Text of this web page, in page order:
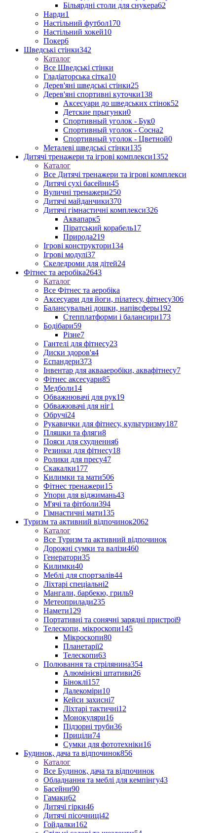
Більярдні столи для снукера62
Нарди1
Настільний футбол170
Настільний хокей10
Покер6
Шведські стінки342
Каталог
Все Шведські стінки
Гладіаторська сітка10
Дерев'яні шведські стінки25
Дерев'яні спортивні куточки138
Аксесуари до шведських стінок52
Детские прыгунки0
Спортивный уголок - Бук0
Спортивный уголок - Сосна2
Спортивный уголок - Цветной0
Металеві шведські стінки135
Дитячі тренажери та ігрові комплекси1352
Каталог
Все Дитячі тренажери та ігрові комплекси
Дитячі сухі басейни45
Вуличні тренажери250
Дитячі майданчики370
Дитячі гімнастичні комплекси326
Аквапарк5
Піратський корабель17
Природа219
Ігрові конструктори134
Ігрові модулі37
Скеледроми для дітей24
Фітнес та аеробіка2643
Каталог
Все Фітнес та аеробіка
Аксесуари для йоги, пілатесу, фітнесу306
Балансувальні дошки, напівсферы192
Степплатформи і балансири173
Бодібари59
Різне7
Гантелі для фітнесу23
Диски здоров'я4
Еспандери373
Інвентар для аквааеробіки, аквафітнесу7
Фітнес аксесуари85
Медболи14
Обважнювачі для рук19
Обважювачі для ніг1
Обручі24
Рукавички для фітнесу, культуризму187
Пляшки та фляги8
Пояси для схуднення6
Резинки для фітнесу18
Ролики для пресу47
Скакалки177
Килимки та мати506
Фітнес тренажери15
Упори для віджимань43
М'ячі та фітболи394
Гімнастичні мати135
Туризм та активний відпочинок2062
Каталог
Все Туризм та активний відпочинок
Дорожні сумки та валізи460
Генератори35
Килимки40
Меблі для спортзалів44
Ліхтарі спеціальні2
Мангали, барбекю, гриль9
Метеоприлади235
Намети129
Портативні та сонячні зарядні пристрої9
Телескопи, мікроскопи145
Мікроскопи80
Планетарії2
Телескопи63
Полювання та стрілянина354
Алюмінієві штативи26
Біноклі157
Далекоміри10
Кейси захисні7
Ліхтарі тактичні12
Монокуляри16
Підзорні труби36
Приціли74
Сумки для фототехніки16
Будинок, дача та відпочинок856
Каталог
Все Будинок, дача та відпочинок
Обладнання та меблі для кемпінгу43
Басейни90
Гамаки62
Дитячі гірки46
Дитячі пісочниці42
Гойдалки162